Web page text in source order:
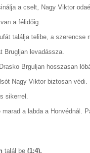
a cselt, Nagy Viktor
a félidőig.
találja telibe, a szerencse
Brugljan levadássza.
Brguljan hosszasan
Nagy Viktor biztosan védi.
sikerrel.
a labda a Honvédnál.
talál be (1:4).